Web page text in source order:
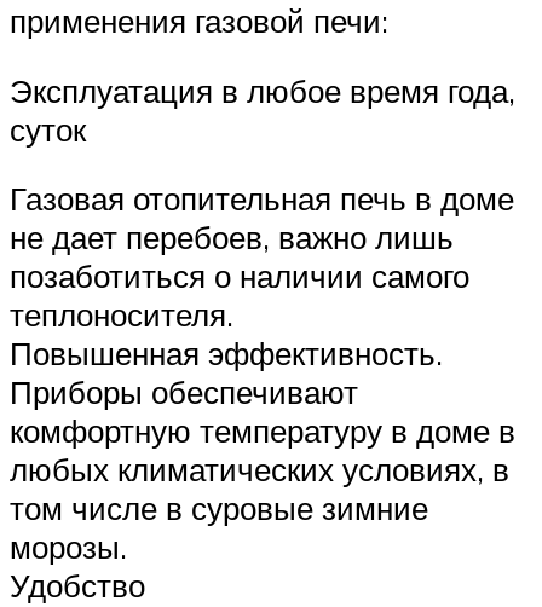
применения газовой печи:
Эксплуатация в любое время года,
суток
Газовая отопительная печь в доме
не дает перебоев, важно лишь
позаботиться о наличии самого
теплоносителя.
Повышенная эффективность.
Приборы обеспечивают
комфортную температуру в доме в
любых климатических условиях, в
том числе в суровые зимние
морозы.
Удобство